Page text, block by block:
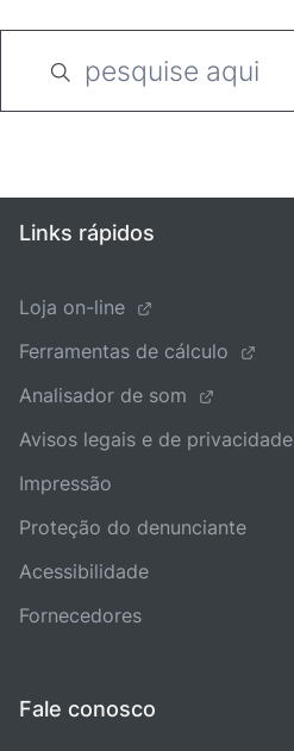
Links rápidos
Loja on-line
Ferramentas de cálculo
Analisador de som
Avisos legais e de privacidade
Impressão
Proteção do denunciante
Acessibilidade
Fornecedores
Fale conosco